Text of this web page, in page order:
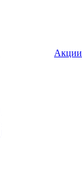
Акции